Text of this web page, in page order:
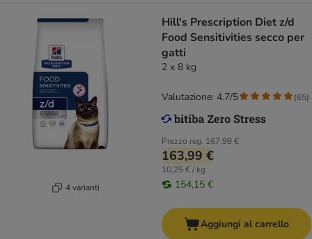
4 varianti
Hill's Prescription Diet z/d
Food Sensitivities secco per
gatti
2 x 8 kg
Prezzo reg. 167,98 €
163,99 €
10,25 € / kg
154,15 €
Valutazione: 4.7/5 (65)
Aggiungi al carrello